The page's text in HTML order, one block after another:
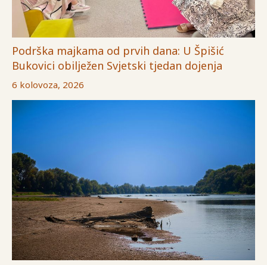
Podrška majkama od prvih dana: U Špišić
Bukovici obilježen Svjetski tjedan dojenja
6 kolovoza, 2026